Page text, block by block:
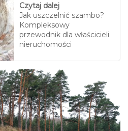
Czytaj dalej
Jak uszczelnić szambo?
Kompleksowy
przewodnik dla właścicieli
nieruchomości